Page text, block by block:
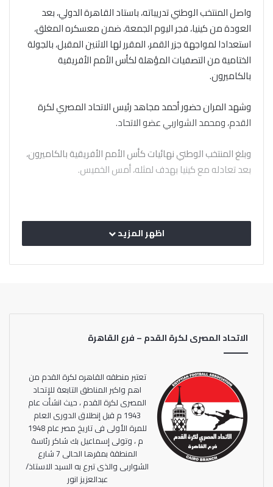
واصل المنتخب الوطني تدريباته، باستاد القاهرة الدولي، بعد
العودة من كينيا، فجر اليوم الجمعة، ضمن معسكره المغلق،
استعدادا لمواجهة جزر القمر، المقرر لها الاثنين المقبل، بالجولة
الختامية من التصفيات المؤهلة لكأس الأمم الأفريقية
بالكاميرون.
وشهد المران حضور أحمد مجاهد رئيس الاتحاد المصري لكرة
القدم، ومحمد الشواربي عضو الاتحاد.
وبلغ المنتخب الوطني نهائيات كأس الأمم الأفريقية بالكاميرون،
بعد تعادله مع كينيا بهدف لمثله، أمس الخميس.
اظهر المزيد
الاتحاد المصرى لكرة القدم – فرع القاهرة
تعتبر منطقه القاهره لكرة القدم من
اهم واكبر المناطق التابعة للإتحاد
المصرى لكرة القدم ، حيث انشأت عام
1943 م قبل إنطلاق الدورى العام
للمرة الأولى فى تاريخ مصر عام 1948
م ، وتولى إسماعيل بك شاكر رئاسة
المنطقة بمقرها الحالى 7 شارع
الشواربى والذى تبرع به السيد الاستاذ/
عبدالعزيز انور